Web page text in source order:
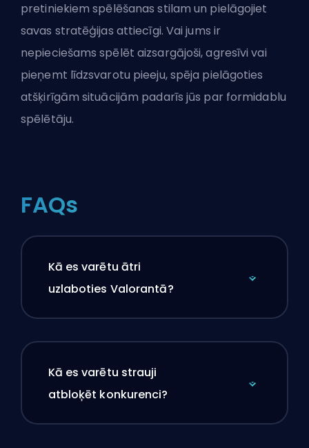
pretiniekiem spēlēšanas stilam un pielāgojiet
savas stratēģijas attiecīgi. Vai jums ir
nepieciešams spēlēt aizsargājoši, agresīvi vai
pieņemt līdzsvarotu pieeju, spēja pielāgoties
atšķirīgām situācijām padarīs jūs par formidablu
spēlētāju.
FAQs
Kā es varētu ātri
uzlaboties Valorantā?
Kā es varētu strauji
atbloķēt konkurenci?